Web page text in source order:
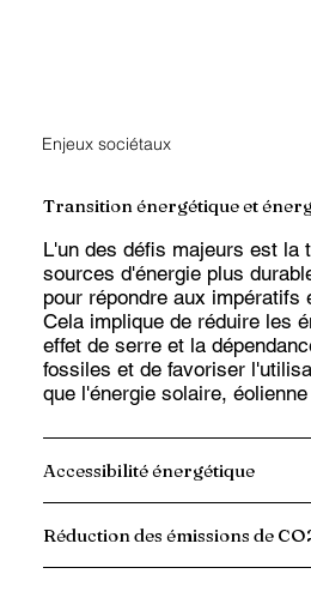
Transition énergétique et
L'un des défis majeurs est la
sources d'énergie plus
pour répondre aux impératifs
Cela implique de réduire les
effet de serre et la
fossiles et de favoriser
que l'énergie solaire,
Accessibilité énergétique
Réduction des émissions de
Enjeux sociétaux